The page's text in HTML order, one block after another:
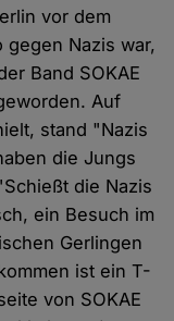
vor dem
gegen Nazis war,
Band SOKAE
Auf
stand "Nazis
die Jungs
die Nazis
ein Besuch im
Gerlingen
ist ein T-
von SOKAE